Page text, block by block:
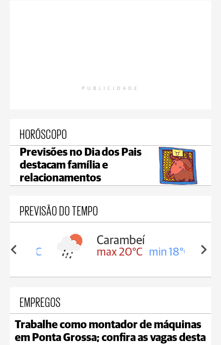
PUBLICIDADE
HORÓSCOPO
Previsões no Dia dos Pais
destacam família e
relacionamentos
PREVISÃO DO TEMPO
18°C
Carambeí
max 20°C min 18°C
EMPREGOS
Trabalhe como montador de máquinas
em Ponta Grossa; confira as vagas desta